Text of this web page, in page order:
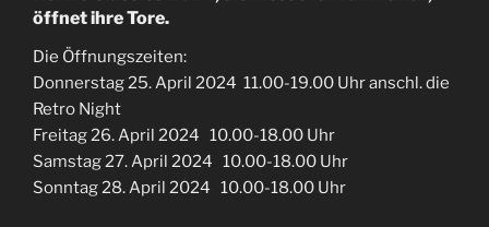
öffnet ihre Tore.
Die Öffnungszeiten:
Donnerstag 25. April 2024 11.00-19.00 Uhr anschl. die
Retro Night
Freitag 26. April 2024 10.00-18.00 Uhr
Samstag 27. April 2024 10.00-18.00 Uhr
Sonntag 28. April 2024 10.00-18.00 Uhr